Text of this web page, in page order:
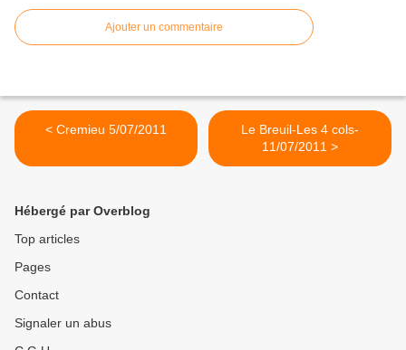
Ajouter un commentaire
< Cremieu 5/07/2011
Le Breuil-Les 4 cols-
11/07/2011 >
Hébergé par Overblog
Top articles
Pages
Contact
Signaler un abus